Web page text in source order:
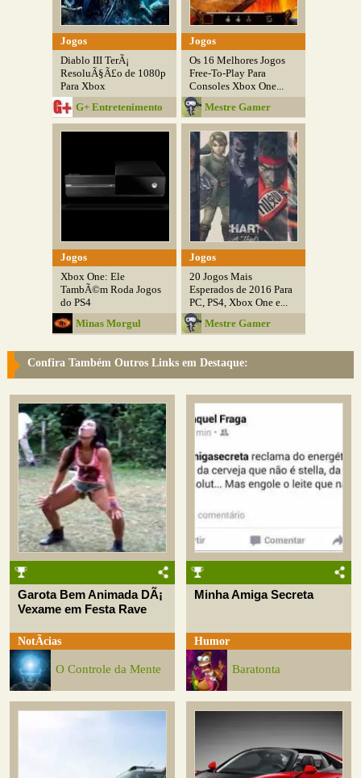
Jogos
Diablo III TerÃ¡
ResoluÃ§Ã£o de 1080p
Para Xbox
G+ Entretenimento
Jogos
Os 16 Melhores Jogos
Free-To-Play Para
Consoles Xbox One...
Mestre Gamer
Jogos
Xbox One: Ele
TambÃ©m Roda Jogos
do PS4
Minas Morgul
Jogos
20 Jogos Mais
Esperados de 2016 Para
PC, PS4, Xbox One e...
Mestre Gamer
Confira Também Outros Links em Destaque:
Garota Bem Animada DÃ¡
Vexame em Festa Rave
NotÃ­cias
O Controle da Mente
Minha Amiga Secreta
Humor
Baratonta